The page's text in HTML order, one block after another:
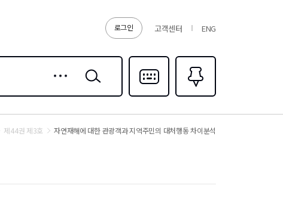
로그인 고객센터 ENG
검색
다국어입력
즐겨찾기0
제44권 제3호 자연재해에 대한 관광객과 지역주민의 대처행동 차이분석